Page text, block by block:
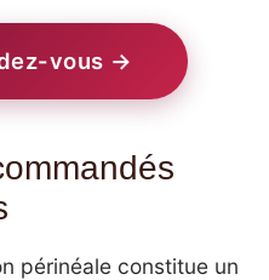
vous →
périnéale constitue un